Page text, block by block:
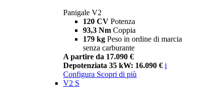
Panigale V2
120 CV Potenza
93,3 Nm Coppia
179 kg Peso in ordine di marcia
senza carburante
A partire da 17.090 €
Depotenziata 35 kW: 16.090 € i
Configura Scopri di più
V2 S